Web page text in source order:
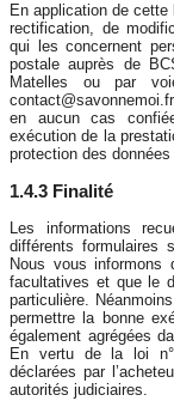
En application de cette
rectification, de
qui les concernent
postale auprès de
Matelles ou par
en aucun cas
exécution de la
protection des données
1.4.3 Finalité
Les informations
différents formulaires
Nous vous informons
facultatives et que le
particulière.
permettre la bonne
également agrégées
En vertu de la loi n°
déclarées par
autorités judiciaires.